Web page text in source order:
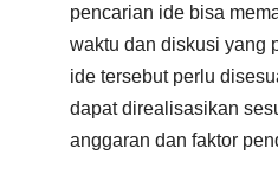
pencarian ide bisa
waktu dan diskusi yang
ide tersebut perlu
dapat direalisasikan
anggaran dan faktor